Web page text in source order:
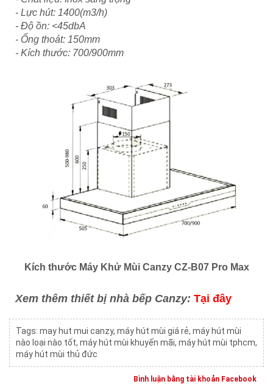
- Lực hút: 1400(m3/h)
- Độ ồn: <45dbA
- Ống thoát: 150mm
- Kích thước: 700/900mm
Kích thước Máy Khử Mùi Canzy CZ-B07 Pro Max
Xem thêm thiết bị nhà bếp Canzy: Tại đây
Tags: may hut mui canzy, máy hút mùi giá rẻ, máy hút mùi
nào loại nào tốt, máy hút mùi khuyến mãi, máy hút mùi tphcm,
máy hút mùi thủ đức
Bình luận bằng tài khoản Facebook